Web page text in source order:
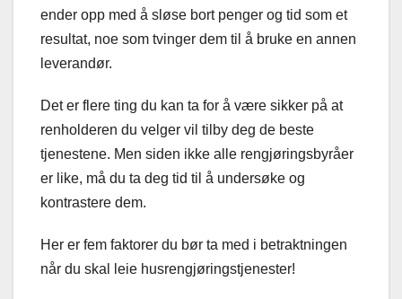
ender opp med å sløse bort penger og tid som et
resultat, noe som tvinger dem til å bruke en annen
leverandør.
Det er flere ting du kan ta for å være sikker på at
renholderen du velger vil tilby deg de beste
tjenestene. Men siden ikke alle rengjøringsbyråer
er like, må du ta deg tid til å undersøke og
kontrastere dem.
Her er fem faktorer du bør ta med i betraktningen
når du skal leie husrengjøringstjenester!